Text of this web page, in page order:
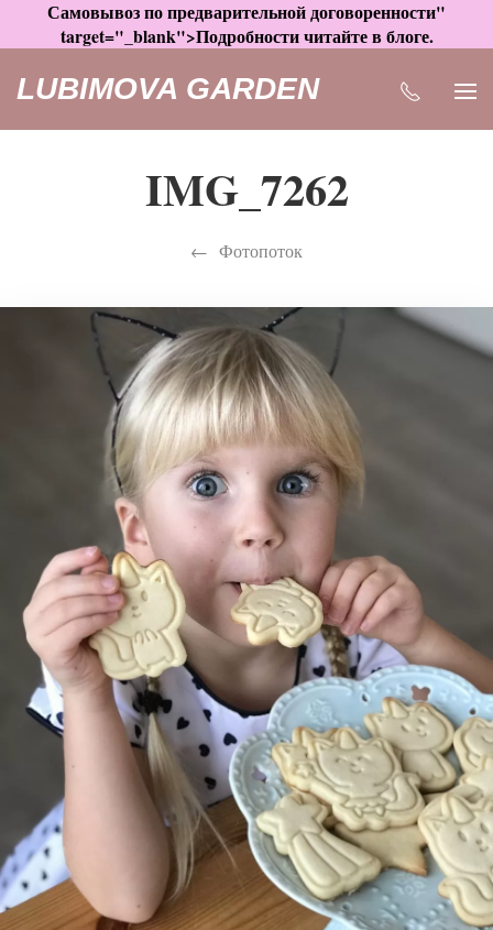
Самовывоз по предварительной договоренности"
target="_blank">Подробности читайте в блоге.
LUBIMOVA GARDEN
IMG_7262
Фотопоток